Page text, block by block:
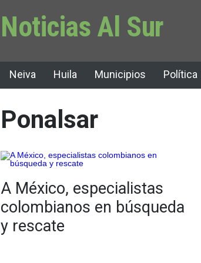
Noticias Al Sur
Neiva Huila Municipios Política
Ponalsar
A México, especialistas
colombianos en búsqueda
y rescate